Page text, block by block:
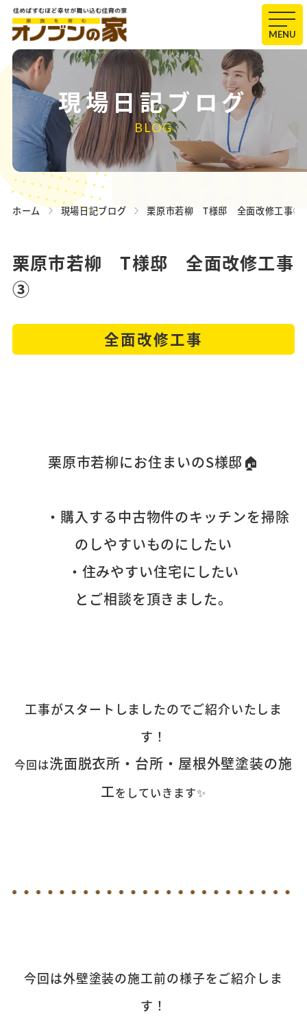
MENU
現場日記ブログ
BLOG
ホーム 現場日記ブログ 栗原市若柳 T様邸 全面改修工事③
栗原市若柳 T様邸 全面改修工事
③
全面改修工事
栗原市若柳にお住まいのS様邸🏠
・購入する中古物件のキッチンを掃除
のしやすいものにしたい
・住みやすい住宅にしたい
とご相談を頂きました。
工事がスタートしましたのでご紹介いたしま
す！
今回は洗面脱衣所・台所・屋根外壁塗装の施
工をしていきます✨
今回は外壁塗装の施工前の様子をご紹介しま
す！